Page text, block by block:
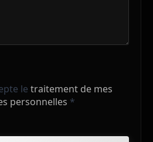
le traitement de mes
personnelles *